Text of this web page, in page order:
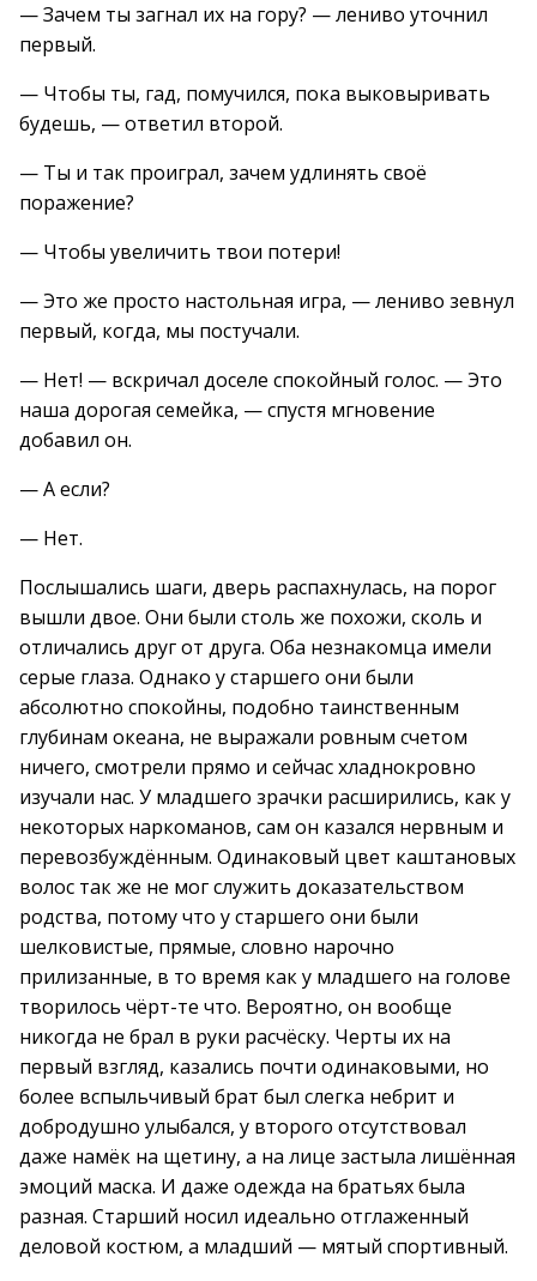
— Зачем ты загнал их на гору? — лениво уточнил
первый.
— Чтобы ты, гад, помучился, пока выковыривать
будешь, — ответил второй.
— Ты и так проиграл, зачем удлинять своё
поражение?
— Чтобы увеличить твои потери!
— Это же просто настольная игра, — лениво зевнул
первый, когда, мы постучали.
— Нет! — вскричал доселе спокойный голос. — Это
наша дорогая семейка, — спустя мгновение
добавил он.
— А если?
— Нет.
Послышались шаги, дверь распахнулась, на порог
вышли двое. Они были столь же похожи, сколь и
отличались друг от друга. Оба незнакомца имели
серые глаза. Однако у старшего они были
абсолютно спокойны, подобно таинственным
глубинам океана, не выражали ровным счетом
ничего, смотрели прямо и сейчас хладнокровно
изучали нас. У младшего зрачки расширились, как у
некоторых наркоманов, сам он казался нервным и
перевозбуждённым. Одинаковый цвет каштановых
волос так же не мог служить доказательством
родства, потому что у старшего они были
шелковистые, прямые, словно нарочно
прилизанные, в то время как у младшего на голове
творилось чёрт-те что. Вероятно, он вообще
никогда не брал в руки расчёску. Черты их на
первый взгляд, казались почти одинаковыми, но
более вспыльчивый брат был слегка небрит и
добродушно улыбался, у второго отсутствовал
даже намёк на щетину, а на лице застыла лишённая
эмоций маска. И даже одежда на братьях была
разная. Старший носил идеально отглаженный
деловой костюм, а младший — мятый спортивный.